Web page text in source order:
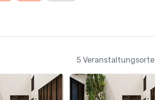
5 Veranstaltungsorte